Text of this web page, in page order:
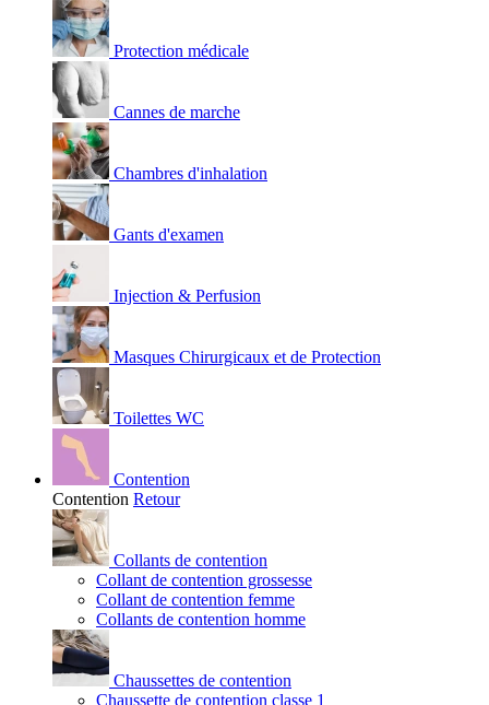
Protection médicale
Cannes de marche
Chambres d'inhalation
Gants d'examen
Injection & Perfusion
Masques Chirurgicaux et de Protection
Toilettes WC
Contention
Contention Retour
Collants de contention
Collant de contention grossesse
Collant de contention femme
Collants de contention homme
Chaussettes de contention
Chaussette de contention classe 1